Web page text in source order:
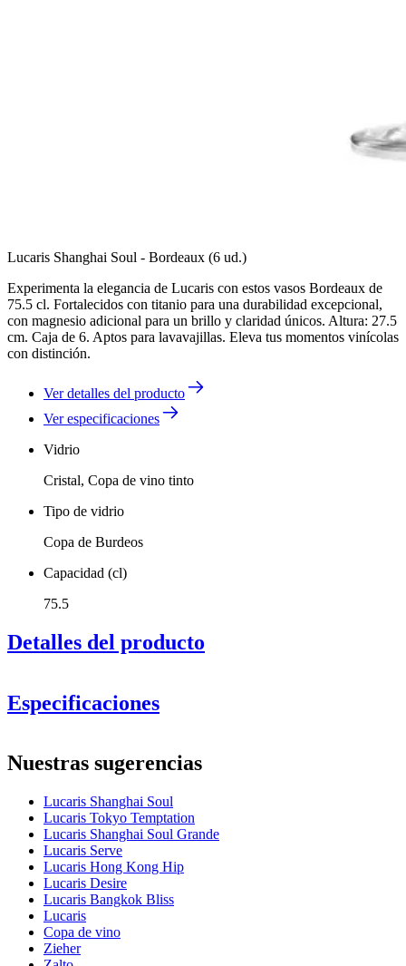
Lucaris Shanghai Soul - Bordeaux (6 ud.)
Experimenta la elegancia de Lucaris con estos vasos Bordeaux de
75.5 cl. Fortalecidos con titanio para una durabilidad excepcional,
con magnesio adicional para un brillo y claridad únicos. Altura: 27.5
cm. Caja de 6. Aptos para lavavajillas. Eleva tus momentos vinícolas
con distinción.
Ver detalles del producto
Ver especificaciones
Vidrio
Cristal, Copa de vino tinto
Tipo de vidrio
Copa de Burdeos
Capacidad (cl)
75.5
Detalles del producto
Especificaciones
Número de productoLS03BD26G
Dimensiones (AnxAlxP cm)
Peso (kg)0.333
Altura (cm)27.5
Ancho (cm)40
Profundidad (cm)
Vidrio
Serie de productos
VidrioCristal, Copa de vino tinto
Nuestras sugerencias
Lucaris Shanghai Soul
Lucaris Tokyo Temptation
Lucaris Shanghai Soul Grande
Lucaris Serve
Lucaris Hong Kong Hip
Lucaris Desire
Lucaris Bangkok Bliss
Lucaris
Copa de vino
Zieher